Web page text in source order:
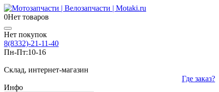
0Нет товаров
Нет покупок
8(8332)-21-11-40
Пн-Пт:10-16
Склад, интернет-магазин
Где заказ?
Инфо